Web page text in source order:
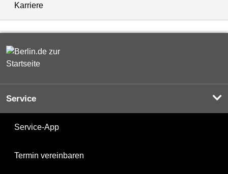
Karriere
Service
Service-App
Termin vereinbaren